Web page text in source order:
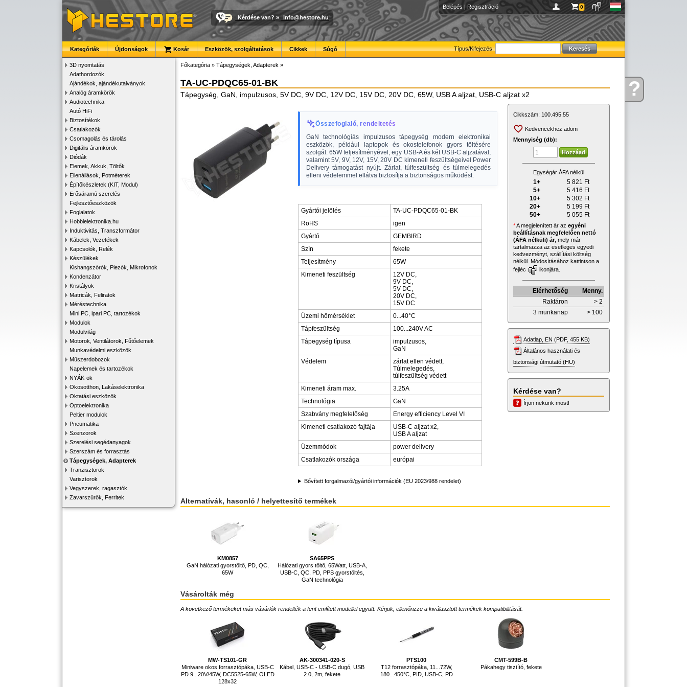
Kérdése?
Belépés | Regisztráció 0
Kérdése van? » info@hestore.hu
Típus/Kifejezés:
Kategóriák Újdonságok Kosár Eszközök, szolgáltatások Cikkek Súgó
3D nyomtatás
Adathordozók
Ajándékok, ajándékutalványok
Analóg áramkörök
Audiotechnika
Autó HiFi
Biztosítékok
Csatlakozók
Csomagolás és tárolás
Digitális áramkörök
Diódák
Elemek, Akkuk, Töltők
Ellenállások, Potméterek
Építőkészletek (KIT, Modul)
Erősáramú szerelés
Fejlesztőeszközök
Foglalatok
Hobbielektronika.hu
Induktivitás, Transzformátor
Kábelek, Vezetékek
Kapcsolók, Relék
Készülékek
Kishangszórók, Piezók, Mikrofonok
Kondenzátor
Kristályok
Matricák, Feliratok
Méréstechnika
Mini PC, ipari PC, tartozékok
Modulok
Modulvilág
Motorok, Ventilátorok, Fűtőelemek
Munkavédelmi eszközök
Műszerdobozok
Napelemek és tartozékok
NYÁK-ok
Okosotthon, Lakáselektronika
Oktatási eszközök
Optoelektronika
Peltier modulok
Pneumatika
Szenzorok
Szerelési segédanyagok
Szerszám és forrasztás
Tápegységek, Adapterek
Tranzisztorok
Varisztorok
Vegyszerek, ragasztók
Zavarszűrők, Ferritek
Főkategória » Tápegységek, Adapterek »
TA-UC-PDQC65-01-BK
Tápegység, GaN, impulzusos, 5V DC, 9V DC, 12V DC, 15V DC, 20V DC, 65W, USB A aljzat, USB-C aljzat x2
Összefoglaló, rendeltetés
GaN technológiás impulzusos tápegység modern elektronikai
eszközök, például laptopok és okostelefonok gyors töltésére
szolgál. 65W teljesítményével, egy USB-A és két USB-C aljzatával,
valamint 5V, 9V, 12V, 15V, 20V DC kimeneti feszültségeivel Power
Delivery támogatást nyújt. Zárlat, túlfeszültség és túlmelegedés
elleni védelemmel ellátva biztosítja a biztonságos működést.
Gyártói jelölés
TA-UC-PDQC65-01-BK
RoHS
igen
Gyártó
GEMBIRD
Szín
fekete
Teljesítmény
65W
Kimeneti feszültség
12V DC,
9V DC,
5V DC,
20V DC,
15V DC
Üzemi hőmérséklet
0...40°C
Tápfeszültség
100...240V AC
Tápegység típusa
impulzusos,
GaN
Védelem
zárlat ellen védett,
Túlmelegedés,
túlfeszültség védett
Kimeneti áram max.
3.25A
Technológia
GaN
Szabvány megfelelőség
Energy efficiency Level VI
Kimeneti csatlakozó fajtája
USB-C aljzat x2,
USB A aljzat
Üzemmódok
power delivery
Csatlakozók országa
európai
Bővített forgalmazói/gyártói információk (EU 2023/988 rendelet)
Cikkszám: 100.495.55
Kedvencekhez adom
Mennyiség (db):
Egységár ÁFA nélkül
1+ 5 821 Ft
5+
5 416 Ft
10+
5 302 Ft
20+
5 199 Ft
50+
5 055 Ft
*A megjelenített ár az egyéni
beállításnak megfelelően nettó
(ÁFA nélküli) ár, mely már
tartalmazza az esetleges egyedi
kedvezményt, szállítási költség
nélkül. Módosításához kattintson a
fejléc
ikonjára.
Elérhetőség
Menny.
Raktáron
> 2
3 munkanap
> 100
Adatlap, EN (PDF, 455 KB)
Általános használati és
biztonsági útmutató (HU)
Kérdése van?
Írjon nekünk most!
Alternatívák, hasonló / helyettesítő termékek
KM0857
GaN hálózati gyorstöltő, PD, QC,
65W
SA65PPS
Hálózati gyors töltő, 65Watt, USB-A,
USB-C, QC, PD, PPS gyorstöltés,
GaN technológia
Vásárolták még
A következő termékeket más vásárlók rendelték a fent említett modellel együtt. Kérjük, ellenőrizze a kiválasztott termékek kompatibilitását.
MW-TS101-GR
Miniware okos forrasztópáka, USB-C
PD 9...20V/45W, DC5525-65W, OLED
128x32
AK-300341-020-S
Kábel, USB-C - USB-C dugó, USB
2.0, 2m, fekete
PTS100
T12 forrasztópáka, 11...72W,
180...450°C, PID, USB-C, PD
CMT-599B-B
Pákahegy tisztító, fekete